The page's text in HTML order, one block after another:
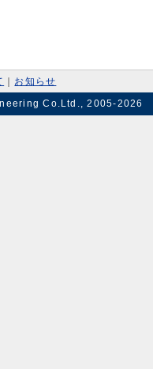
お知らせ
Co.Ltd., 2005-2026